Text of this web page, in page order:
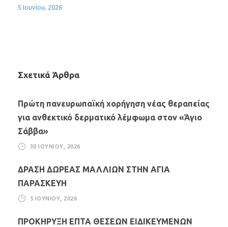
5 Ιουνίου, 2026
Σχετικά Άρθρα
Πρώτη πανευρωπαϊκή χορήγηση νέας θεραπείας
για ανθεκτικό δερματικό λέμφωμα στον «Άγιο
Σάββα»
30 ΙΟΥΝΊΟΥ, 2026
ΔΡΑΣΗ ΔΩΡΕΑΣ ΜΑΛΛΙΩΝ ΣΤΗΝ ΑΓΙΑ
ΠΑΡΑΣΚΕΥΗ
5 ΙΟΥΝΊΟΥ, 2026
ΠΡΟΚΗΡΥΞΗ ΕΠΤΑ ΘΕΣΕΩΝ ΕΙΔΙΚΕΥΜΕΝΩΝ